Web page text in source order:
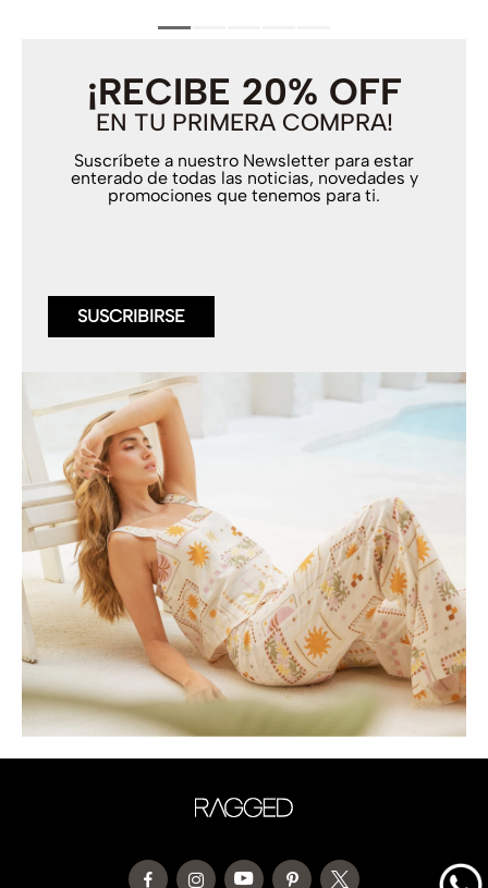
¡RECIBE 20% OFF
EN TU PRIMERA COMPRA!
Suscríbete a nuestro Newsletter para estar
enterado de todas las noticias, novedades y
promociones que tenemos para ti.
SUSCRIBIRSE